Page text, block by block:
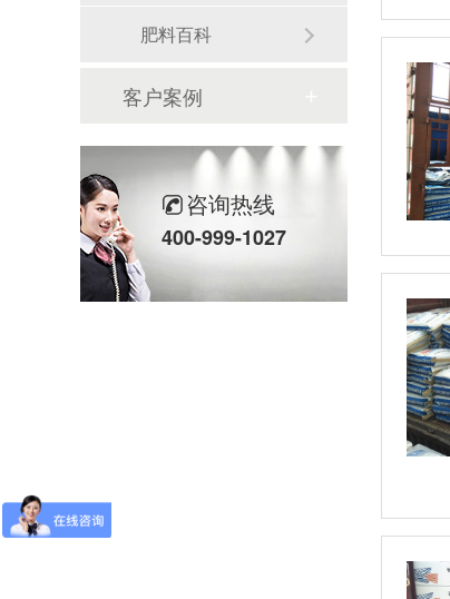
肥料百科
客户案例
咨询热线
400-999-1027